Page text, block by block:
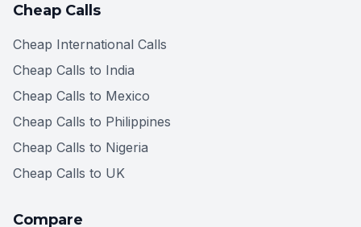
Cheap Calls
Cheap International Calls
Cheap Calls to India
Cheap Calls to Mexico
Cheap Calls to Philippines
Cheap Calls to Nigeria
Cheap Calls to UK
Compare